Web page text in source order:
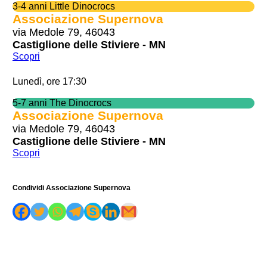
3-4 anni Little Dinocrocs
Associazione Supernova
via Medole 79, 46043
Castiglione delle Stiviere - MN
Scopri
Lunedì, ore 17:30
5-7 anni The Dinocrocs
Associazione Supernova
via Medole 79, 46043
Castiglione delle Stiviere - MN
Scopri
Condividi Associazione Supernova